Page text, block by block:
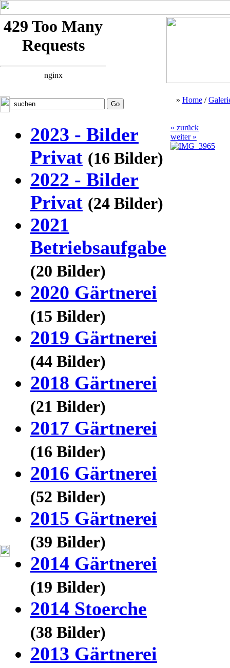
» Home /
2023 - Bilder
Privat (16 Bilder)
2022 - Bilder
Privat (24 Bilder)
2021
Betriebsaufgabe
(20 Bilder)
2020 Gärtnerei
(15 Bilder)
2019 Gärtnerei
(44 Bilder)
2018 Gärtnerei
(21 Bilder)
2017 Gärtnerei
(16 Bilder)
2016 Gärtnerei
(52 Bilder)
2015 Gärtnerei
(39 Bilder)
2014 Gärtnerei
(19 Bilder)
2014 Stoerche
(38 Bilder)
2013 Gärtnerei
« zurück
weiter »